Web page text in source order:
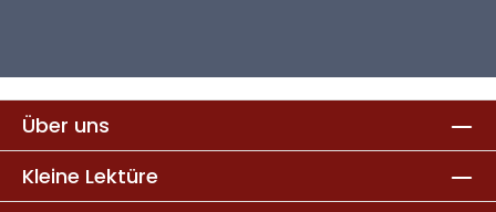
Über uns
Kleine Lektüre